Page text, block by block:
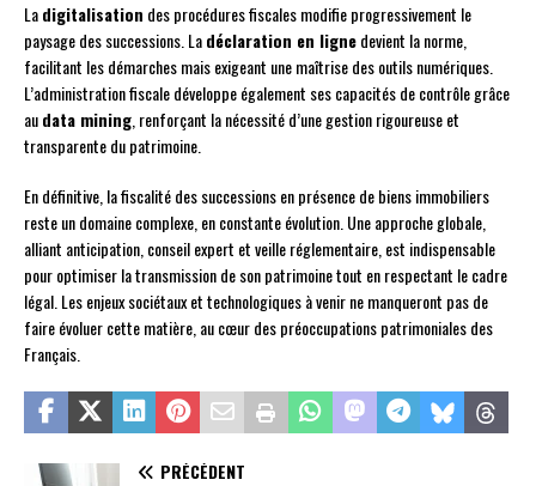
Ladigitalisation des procédures fiscales modifie progressivement le
paysage des successions. Ladéclaration en lignedevient la norme,
facilitant les démarches mais exigeant une maîtrise des outils numériques.
L’administration fiscale développe également ses capacités de contrôle grâce
audata mining, renforçant la nécessité d’une gestion rigoureuse et
transparente du patrimoine.
En définitive, la fiscalité des successions en présence de biens immobiliers
reste un domaine complexe, en constante évolution. Une approche globale,
alliant anticipation, conseil expert et veille réglementaire, est indispensable
pour optimiser la transmission de son patrimoine tout en respectant le cadre
légal. Les enjeux sociétaux et technologiques à venir ne manqueront pas de
faire évoluer cette matière, au cœur des préoccupations patrimoniales des
Français.
PRÉCÉDENT